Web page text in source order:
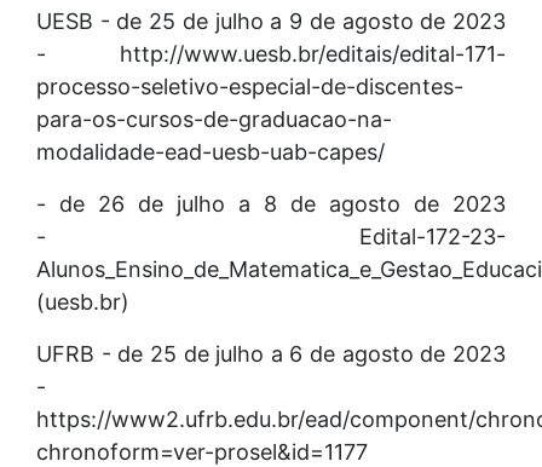
UESB - de 25 de julho a 9 de agosto de 2023
- http://www.uesb.br/editais/edital-171-
processo-seletivo-especial-de-discentes-
para-os-cursos-de-graduacao-na-
modalidade-ead-uesb-uab-capes/
- de 26 de julho a 8 de agosto de 2023
- Edital-172-23-
(uesb.br)
UFRB - de 25 de julho a 6 de agosto de 2023
-
https://www2.ufrb.edu.br/ead/component/
chronoform=ver-prosel&id=1177